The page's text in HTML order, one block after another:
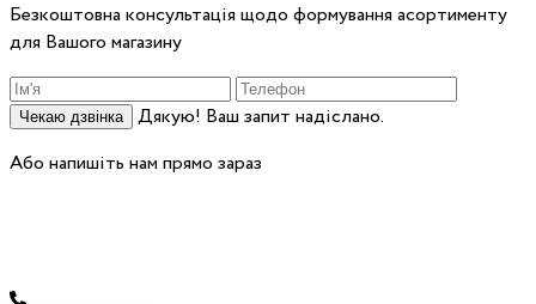
Безкоштовна консультація щодо формування асортименту
для Вашого магазину
Чекаю дзвінка
Дякую! Ваш запит надіслано.
Або напишіть нам прямо зараз